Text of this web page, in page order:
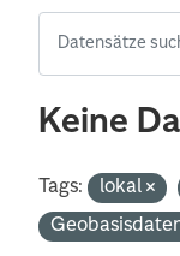
Keine
Tags: lokal